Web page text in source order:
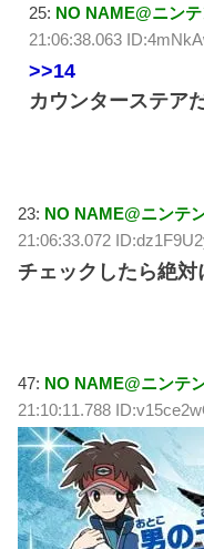
25: NO NAME@ニン
21:06:38.063
>>14
カウンターステア
23: NO NAME@ニンテ
21:06:33.072
チェックしたら絶
47: NO NAME@ニンテ
21:10:11.788